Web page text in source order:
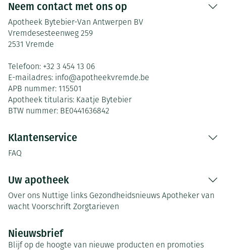
Neem contact met ons op
Apotheek Bytebier-Van Antwerpen BV
Vremdesesteenweg 259
2531 Vremde
Telefoon: +32 3 454 13 06
E-mailadres: info@apotheekvremde.be
APB nummer: 115501
Apotheek titularis: Kaatje Bytebier
BTW nummer: BE0441636842
Klantenservice
FAQ
Uw apotheek
Over ons Nuttige links Gezondheidsnieuws Apotheker van
wacht Voorschrift Zorgtarieven
Nieuwsbrief
Blijf op de hoogte van nieuwe producten en promoties